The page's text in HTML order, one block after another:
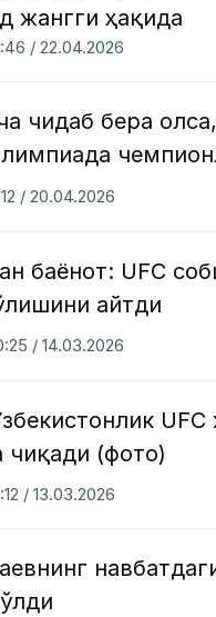
жангги ҳақида
/ 22.04.2026
чидаб бера
/ 20.04.2026
баёнот: UFC
айтди
/ 14.03.2026
чиқади (фото)
/ 13.03.2026